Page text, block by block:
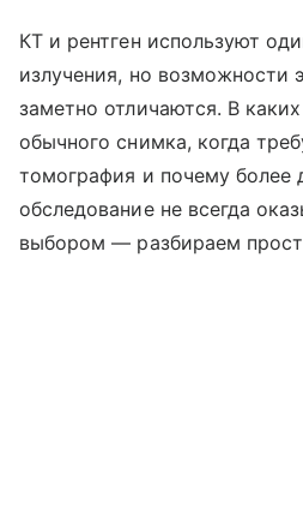
КТ и рентген используют
излучения, но возможности
заметно отличаются. В
обычного снимка, когда
томография и почему более
обследование не всегда
выбором — разбираем